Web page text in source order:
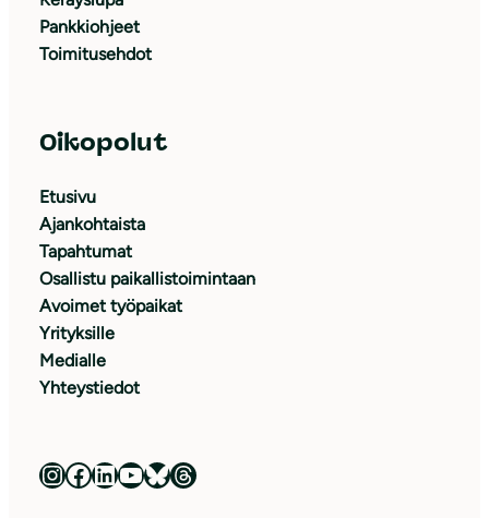
Pankkiohjeet
Toimitusehdot
Oikopolut
Etusivu
Ajankohtaista
Tapahtumat
Osallistu paikallistoimintaan
Avoimet työpaikat
Yrityksille
Medialle
Yhteystiedot
Luonnonsuojeluliitto Instagramissa Luonnonsuojeluliitto Facebookissa Luonnonsuojeluliitto LinkedInissä Luonnonsuojeluliiton YouTube-kanava Luonnonsuojeluliitto Blueskyssa Luonnonsuojeluliitto Threadsissa